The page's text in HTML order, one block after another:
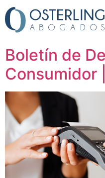
Etiqueta:
Boletín de
Consumidor